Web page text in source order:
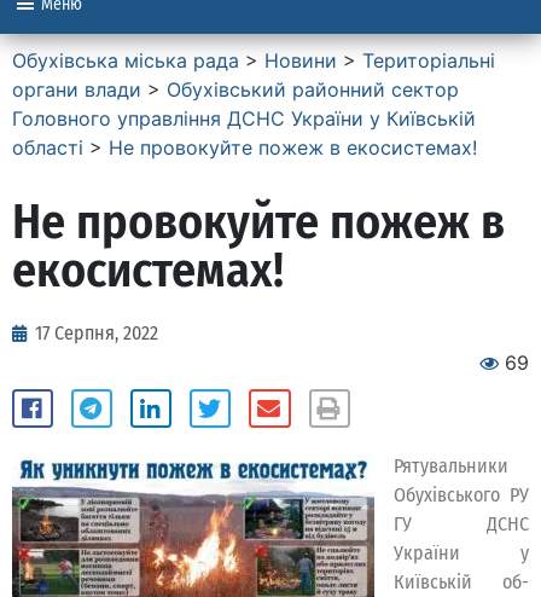
Меню
Обухівська міська рада > Новини > Територіальні
органи влади > Обухівський районний сектор
Головного управління ДСНС України у Київській
області > Не провокуйте пожеж в екосистемах!
Не провокуйте пожеж в
екосистемах!
17 Серпня, 2022
69
Рятувальники
Обухівського РУ
ГУ ДСНС
України у
Київській об-